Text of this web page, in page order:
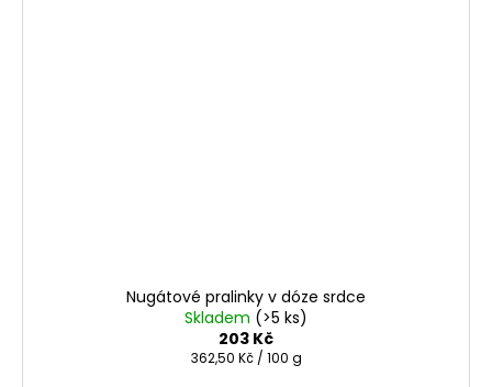
Nugátové pralinky v dóze srdce
Skladem (>5 ks)
203 Kč
Měrná
362,50 Kč / 100 g